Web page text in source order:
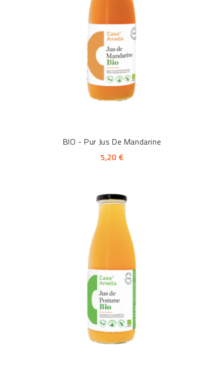
BIO - Pur Jus De Mandarine
5,20 €